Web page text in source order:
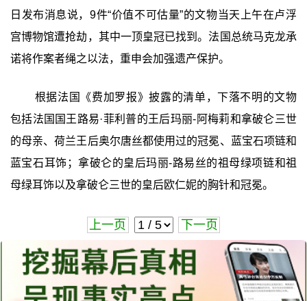
日发布消息说，9件“价值不可估量”的文物当天上午在卢浮
宫博物馆遭抢劫，其中一顶皇冠已找到。法国总统马克龙承
诺将作案者绳之以法，重申会加强遗产保护。
根据法国《费加罗报》披露的清单，下落不明的文物
包括法国国王路易·菲利普的王后玛丽-阿梅莉和拿破仑三世
的母亲、荷兰王后奥尔唐丝都使用过的冠冕、蓝宝石项链和
蓝宝石耳饰；拿破仑的皇后玛丽-路易丝的祖母绿项链和祖
母绿耳饰以及拿破仑三世的皇后欧仁妮的胸针和冠冕。
上一页 下一页